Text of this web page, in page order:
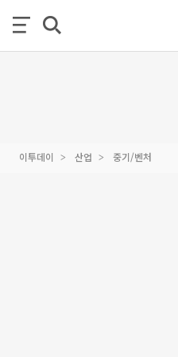
이투데이 산업 중기/벤처